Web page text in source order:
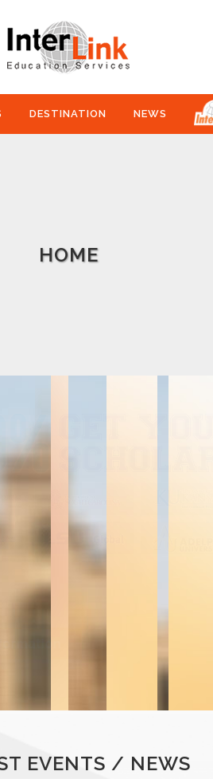
DESTINATION NEWS
HOME
EVENTS / NEWS